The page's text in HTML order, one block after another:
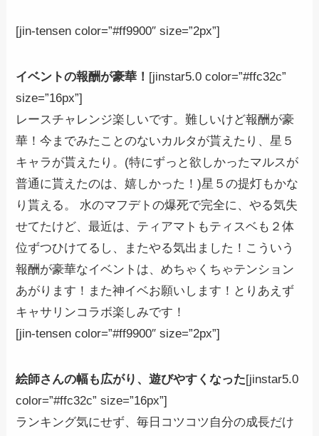
[jin-tensen color=”#ff9900″ size=”2px”]
イベントの報酬が豪華！ [jinstar5.0 color=”#ffc32c”
size=”16px”]
レースチャレンジ楽しいです。難しいけど報酬が豪
華！今までみたことのないカルタが貰えたり、星５
キャラが貰えたり。(特にずっと欲しかったマルスが
普通に貰えたのは、嬉しかった！)星５の提灯もかな
り貰える。 水のマフデトの爆死で完全に、やる気失
せてたけど、最近は、ティアマトもティスベも２体
位ずつひけてるし、またやる気出ました！こういう
報酬が豪華なイベントは、めちゃくちゃテンション
あがります！また神イベお願いします！とりあえず
キャサリンコラボ楽しみです！
[jin-tensen color=”#ff9900″ size=”2px”]
絵師さんの幅も広がり、遊びやすくなった[jinstar5.0
color=”#ffc32c” size=”16px”]
ランキング気にせず、毎日コツコツ自分の成長だけ